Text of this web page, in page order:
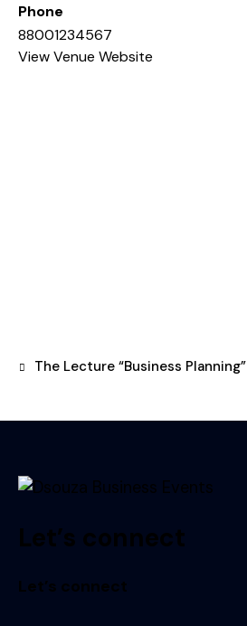
Phone
88001234567
View Venue Website
The Lecture “Business Planning”
Let’s connect
Let’s connect